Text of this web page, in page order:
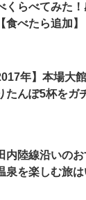
くらべてみた
食べたら追加】
年】本場大
たんぽ5杯をガ
内陸線沿いの
泉を楽しむ旅は